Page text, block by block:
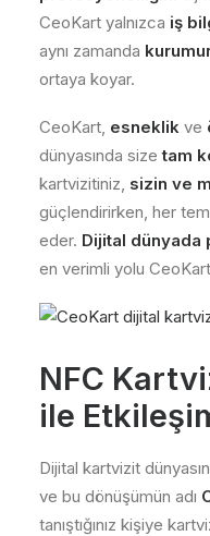
CeoKart yalnızca iş
aynı zamanda
ortaya koyar.
CeoKart, esneklik ve
dünyasında sizetam
kartvizitiniz, sizin ve
güçlendirirken, her
eder. Dijital
en verimli yolu
NFC
ile
Dijital kartvizit
ve bu dönüşümün adı
tanıştığınız kişiye